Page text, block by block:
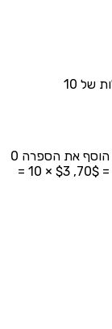
10
כדי לפתור טבלת כפל של כפולות של 10, פשוט הוסף את הספרה 0
לסוף המספר שאותו מכפילים. לדוגמה: $7 × 10 = 70$, $3 × 10 =